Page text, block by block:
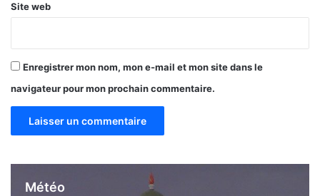
Site web
Enregistrer mon nom, mon e-mail et mon site dans le
navigateur pour mon prochain commentaire.
Météo